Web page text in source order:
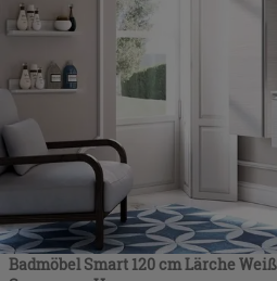
Badmöbel Smart 120 cm Lärche